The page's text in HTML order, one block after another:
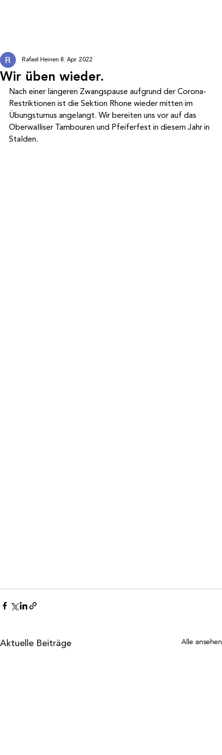
Wir üben wieder.
Rafael Heinen 8. Apr. 2022
Nach einer längeren Zwangspause aufgrund der Corona-
Restriktionen ist die Sektion Rhone wieder mitten im
Übungsturnus angelangt. Wir bereiten uns vor auf das
Oberwalliser Tambouren und Pfeiferfest in diesem Jahr in
Stalden.
Aktuelle Beiträge Alle ansehen